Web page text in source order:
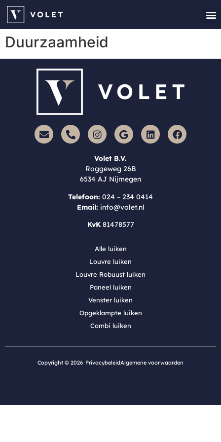
Duurzaamheid
Volet B.V.
Roggeweg 26B
6534 AJ Nijmegen
Telefoon: 024 – 234 0414
Email: info@volet.nl
KvK81478577
Alle luiken
Louvre luiken
Louvre Robuust luiken
Paneel luiken
Venster luiken
Opgeklampte luiken
Combi luiken
Copyright © 2026 PrivacybeleidAlgemene voorwaarden